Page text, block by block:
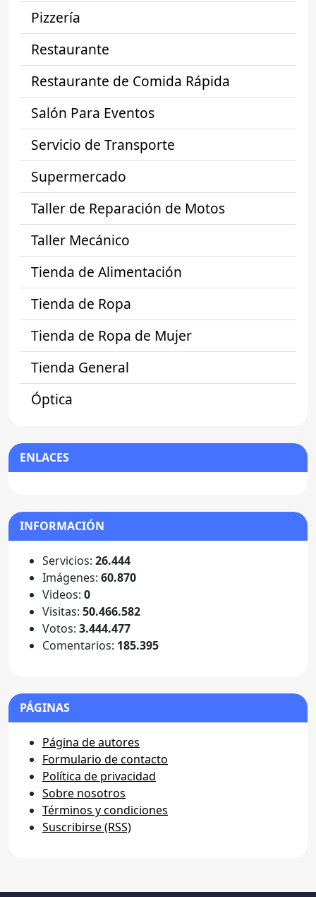
Pizzería
Restaurante
Restaurante de Comida Rápida
Salón Para Eventos
Servicio de Transporte
Supermercado
Taller de Reparación de Motos
Taller Mecánico
Tienda de Alimentación
Tienda de Ropa
Tienda de Ropa de Mujer
Tienda General
Óptica
ENLACES
INFORMACIÓN
Servicios: 26.444
Imágenes: 60.870
Videos: 0
Visitas: 50.466.582
Votos: 3.444.477
Comentarios: 185.395
PÁGINAS
Página de autores
Formulario de contacto
Política de privacidad
Sobre nosotros
Términos y condiciones
Suscribirse (RSS)